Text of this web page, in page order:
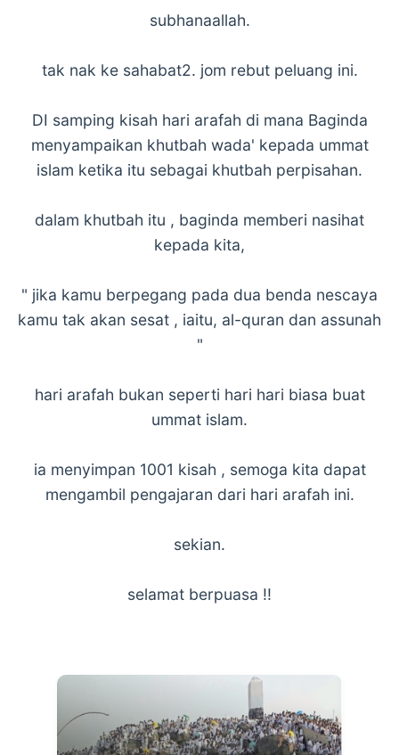
subhanaallah.
tak nak ke sahabat2. jom rebut peluang ini.
DI samping kisah hari arafah di mana Baginda
menyampaikan khutbah wada' kepada ummat
islam ketika itu sebagai khutbah perpisahan.
dalam khutbah itu , baginda memberi nasihat
kepada kita,
" jika kamu berpegang pada dua benda nescaya
kamu tak akan sesat , iaitu, al-quran dan assunah
"
hari arafah bukan seperti hari hari biasa buat
ummat islam.
ia menyimpan 1001 kisah , semoga kita dapat
mengambil pengajaran dari hari arafah ini.
sekian.
selamat berpuasa !!